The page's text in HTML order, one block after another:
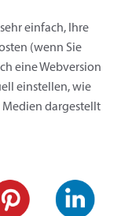
einfach, Ihre
(wenn Sie
eine Webversion
einstellen, wie
Medien dargestellt